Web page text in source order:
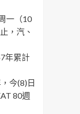
一（10
，汽、
年累計
今(8)日
80週